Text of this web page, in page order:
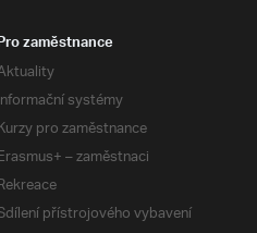
zaměstnance
systémy
pro zaměstnance
– zaměstnaci
přístrojového vybavení